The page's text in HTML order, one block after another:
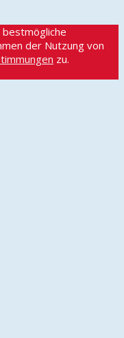
bestmögliche
der Nutzung von
zu.